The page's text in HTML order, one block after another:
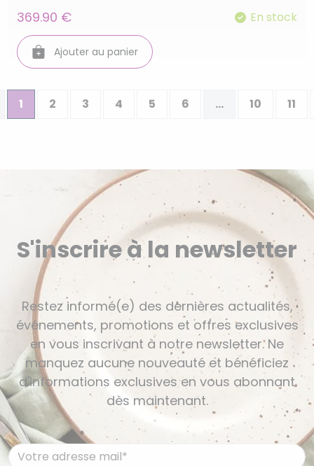
369.90 €
En stock
Ajouter au panier
1 2 3 4 5 6 ... 10 11
S'inscrire à la newsletter
Restez informé(e) des dernières actualités,
événements, promotions et offres exclusives
en vous inscrivant à notre newsletter. Ne
manquez aucune nouveauté et bénéficiez
d'informations exclusives en vous abonnant
dès maintenant.